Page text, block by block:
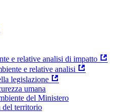
e relative analisi di impatto
e relative analisi
legislazione
umana
del Ministero
del territorio